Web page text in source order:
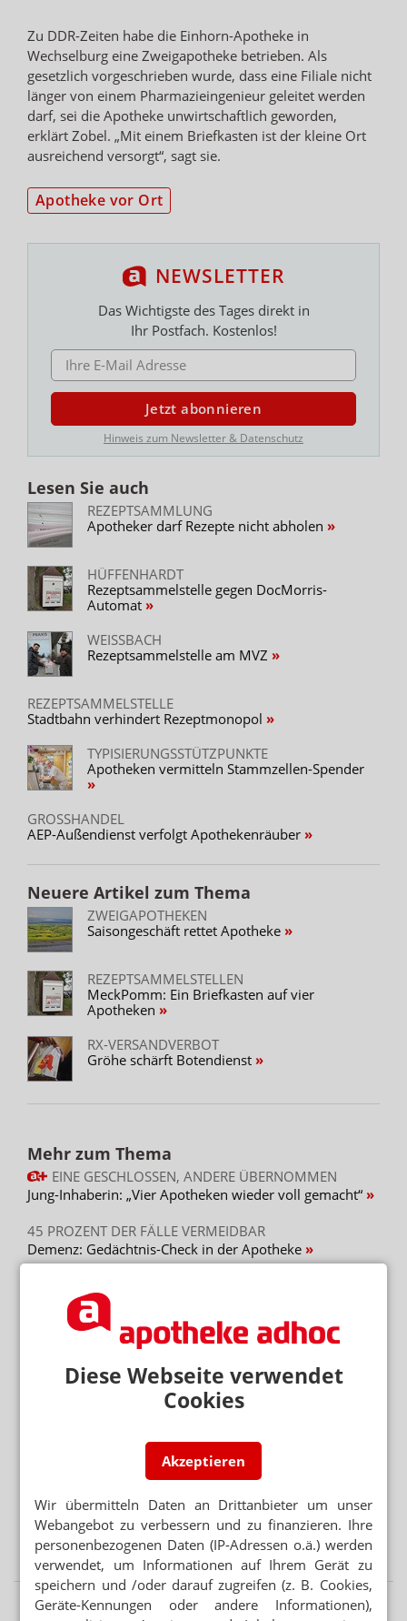
Diese Webseite verwendet
Cookies
Akzeptieren
Wir übermitteln Daten an Drittanbieter um unser
Webangebot zu verbessern und zu finanzieren. Ihre
personenbezogenen Daten (IP-Adressen o.ä.) werden
verwendet, um Informationen auf Ihrem Gerät zu
speichern und /oder darauf zugreifen (z. B. Cookies,
Geräte-Kennungen oder andere Informationen),
Zu DDR-Zeiten habe die Einhorn-Apotheke in
Wechselburg eine Zweigapotheke betrieben. Als
gesetzlich vorgeschrieben wurde, dass eine Filiale nicht
länger von einem Pharmazieingenieur geleitet werden
darf, sei die Apotheke unwirtschaftlich geworden,
erklärt Zobel. „Mit einem Briefkasten ist der kleine Ort
ausreichend versorgt“, sagt sie.
Apotheke vor Ort
NEWSLETTER
Das Wichtigste des Tages direkt in
Ihr Postfach. Kostenlos!
E-MAIL ADRESSE
Jetzt abonnieren
Hinweis zum Newsletter & Datenschutz
Lesen Sie auch
REZEPTSAMMLUNG
Apotheker darf Rezepte nicht abholen
HÜFFENHARDT
Rezeptsammelstelle gegen DocMorris-
Automat
WEISSBACH
Rezeptsammelstelle am MVZ
REZEPTSAMMELSTELLE
Stadtbahn verhindert Rezeptmonopol
TYPISIERUNGSSTÜTZPUNKTE
Apotheken vermitteln Stammzellen-Spender
GROSSHANDEL
AEP-Außendienst verfolgt Apothekenräuber
Neuere Artikel zum Thema
ZWEIGAPOTHEKEN
Saisongeschäft rettet Apotheke
REZEPTSAMMELSTELLEN
MeckPomm: Ein Briefkasten auf vier
Apotheken
RX-VERSANDVERBOT
Gröhe schärft Botendienst
Mehr zum Thema
EINE GESCHLOSSEN, ANDERE ÜBERNOMMEN
Jung-Inhaberin: „Vier Apotheken wieder voll gemacht“
45 PROZENT DER FÄLLE VERMEIDBAR
Demenz: Gedächtnis-Check in der Apotheke
Apotheken sollen Heizlüfter und Sandsäcke abgeben
„GERECHT! GESUND! GENIESSEN!“
Hanfparade: Demonstranten fordern umfassende
„ES GEHT UM DIE ZUKUNFT UNSERER KINDER“
Kinder und soziale Medien: Ärzte kritisieren
ÜBER 240 FÄLLE
West-Nil-Fieber in Europa